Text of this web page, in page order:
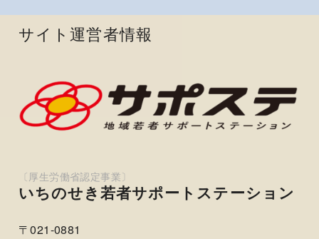
サイト運営者情報
いちのせき若者サポートステーション
〒021-0881